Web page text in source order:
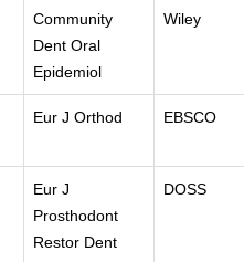
Community
Dent Oral
Epidemiol
Wiley
Eur J Orthod EBSCO
Eur J
Prosthodont
Restor Dent
DOSS